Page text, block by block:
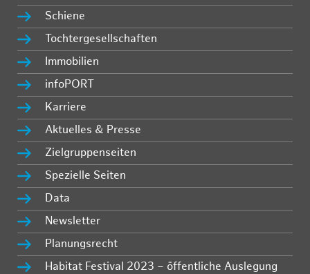
Schiene
Tochtergesellschaften
Immobilien
infoPORT
Karriere
Aktuelles & Presse
Zielgruppenseiten
Spezielle Seiten
Data
Newsletter
Planungsrecht
Habitat Festival 2023 – öffentliche Auslegung